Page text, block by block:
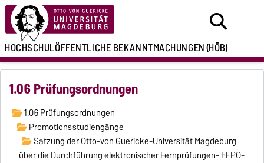
HOCHSCHULÖFFENTLICHEBEKANNTMACHUNGEN(HÖB)
1.06 Prüfungsordnungen
1.06 Prüfungsordnungen
Promotionsstudiengänge
Satzung der Otto-von Guericke-Universität Magdeburg
über die Durchführung elektronischer Fernprüfungen- EFPO-